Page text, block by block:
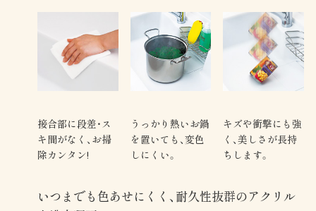
接合部に段差・ス
キ間がなく、お掃
除カンタン!
うっかり熱いお鍋
を置いても、変色
しにくい。
キズや衝撃にも強
く、美しさが長持
ちします。
いつまでも色あせにくく、耐久性抜群のアクリル